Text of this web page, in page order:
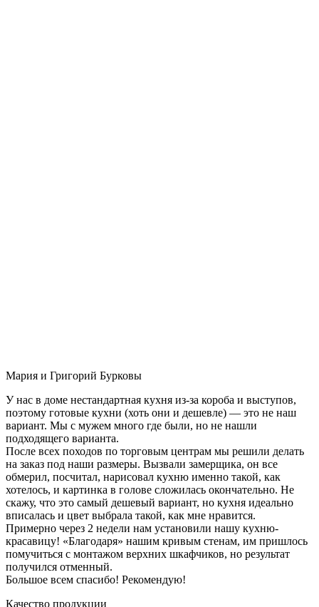
Мария и Григорий Бурковы
У нас в доме нестандартная кухня из-за короба и выступов,
поэтому готовые кухни (хоть они и дешевле) — это не наш
вариант. Мы с мужем много где были, но не нашли
подходящего варианта.
После всех походов по торговым центрам мы решили делать
на заказ под наши размеры. Вызвали замерщика, он все
обмерил, посчитал, нарисовал кухню именно такой, как
хотелось, и картинка в голове сложилась окончательно. Не
скажу, что это самый дешевый вариант, но кухня идеально
вписалась и цвет выбрала такой, как мне нравится.
Примерно через 2 недели нам установили нашу кухню-
красавицу! «Благодаря» нашим кривым стенам, им пришлось
помучиться с монтажом верхних шкафчиков, но результат
получился отменный.
Большое всем спасибо! Рекомендую!
Качество продукции